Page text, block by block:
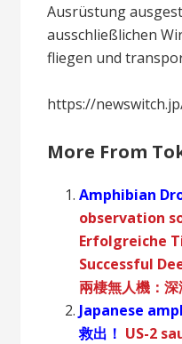
Ausrüstung
ausschließlichen
fliegen und
https://
More From
Amphibian
observation
Erfolgreiche
Successful
兩棲無人機：深
Japanese
救出！ US-2